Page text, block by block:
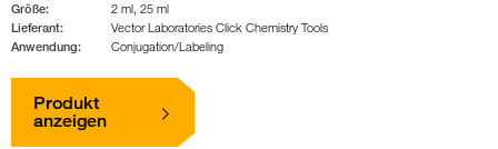
Größe:
2 ml, 25 ml
Lieferant:
Vector Laboratories Click Chemistry Tools
Anwendung:
Conjugation/Labeling
Produkt
anzeigen